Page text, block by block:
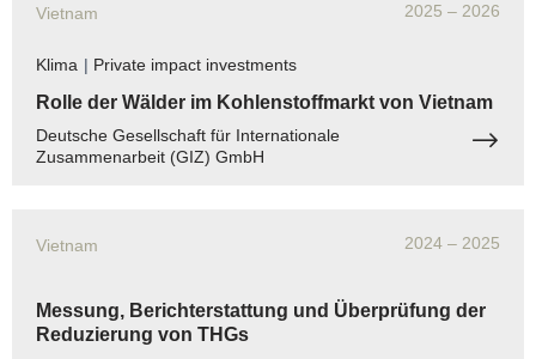
Vietnam 2025 – 2026
Klima | Private impact investments
Rolle der Wälder im Kohlenstoffmarkt von Vietnam
Deutsche Gesellschaft für Internationale
Zusammenarbeit (GIZ) GmbH
Vietnam 2024 – 2025
Messung, Berichterstattung und Überprüfung der
Reduzierung von THGs